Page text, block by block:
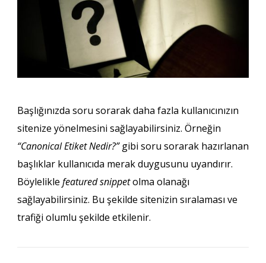
Başlığınızda soru sorarak daha fazla kullanıcınızın
sitenize yönelmesini sağlayabilirsiniz. Örneğin
“Canonical Etiket Nedir?”gibi soru sorarak hazırlanan
başlıklar kullanıcıda merak duygusunu uyandırır.
Böylelikle featured snippetolma olanağı
sağlayabilirsiniz. Bu şekilde sitenizin sıralaması ve
trafiği olumlu şekilde etkilenir.